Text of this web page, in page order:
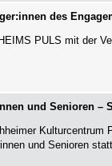
des
PULS mit der
und Senioren –
Kulturcentrum
und Senioren